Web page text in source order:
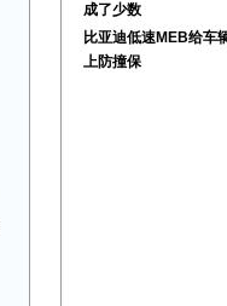
成了少数
比亚迪低速MEB给车
上防撞保